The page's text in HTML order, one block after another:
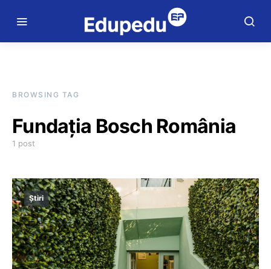
BROWSING TAG
Fundația Bosch România
1 post
Știri